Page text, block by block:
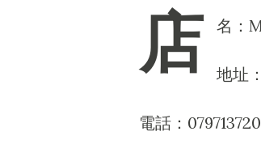
店 名：
地址
電話：079713720